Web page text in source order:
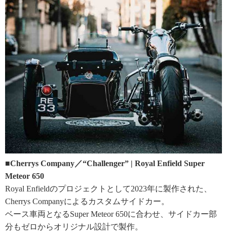
■Cherrys Company／“Challenger” | Royal Enfield Super
Meteor 650
Royal Enfieldのプロジェクトとして2023年に製作された、
Cherrys Companyによるカスタムサイドカー。
ベース車両となるSuper Meteor 650に合わせ、サイドカー部
分もゼロからオリジナル設計で製作。